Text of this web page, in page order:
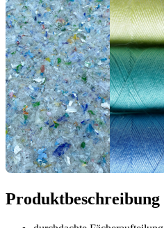
Produktbeschreibung